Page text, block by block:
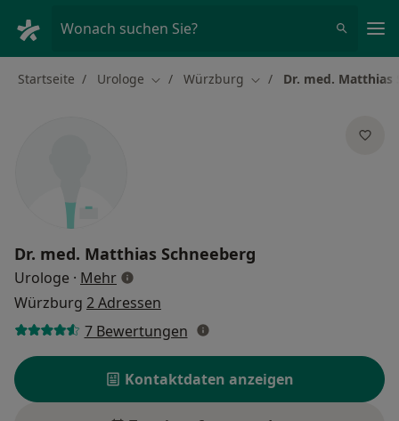
Wonach suchen Sie?
Startseite Urologe Stadt ändern
Würzburg Stadt ändern
Dr. med. Matthias
Dr. med. Matthias Schneeberg
Urologe · Mehrüber Spezialisierungen
Würzburg 2 Adressen
7 Bewertungen
Kontaktdaten anzeigen